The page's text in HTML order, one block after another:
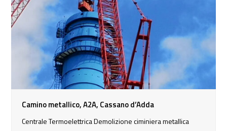
Camino metallico, A2A, Cassano d’Adda
Centrale Termoelettrica Demolizione ciminiera metallica